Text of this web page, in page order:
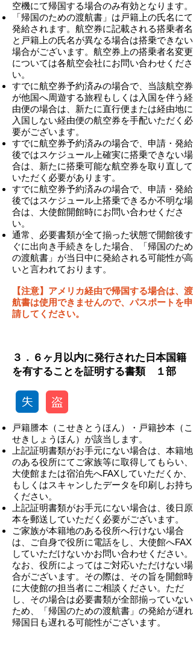
空機にて帰国する場合のみ有効となります。
「帰国のための渡航書」は戸籍上の氏名にて
発給されます。航空券に記載される搭乗者名
と戸籍上の氏名が異なる場合は搭乗できない
場合がございます。航空券上の搭乗者名変更
については各航空会社にお問い合わせくださ
い。
​すでに航空券予約済みの場合で、当該航空券
が他国へ周遊する旅程もしくは入国を伴う経
由便の場合は、新たに直行便または経由地に
入国しない経由便の航空券を手配いただく必
要がございます。
すでに航空券予約済みの場合で、申請・発給
後ではスケジュール上確実に搭乗できない場
合は、新たに搭乗可能な航空券を取り直して
いただく必要があります。
すでに航空券予約済みの場合で、申請・発給
後ではスケジュール上搭乗できるか不明な場
合は、大使館開館時にお問い合わせくださ
い。
​通常、必要書類が全て揃った状態で開館後す
ぐに出向き手続きをした場合、「帰国のため
の渡航書」が当日中に発給される可能性が高
いと言われております。
​【注意】アメリカ経由で帰国する場合は、渡
航書は使用できませんので、パスポートを申
請してください。
３．６ヶ月以内に発行された日本国籍
を有することを証明する書類 １部
戸籍謄本（こせきとうほん）・戸籍抄本（こ
せきしょうほん）が該当します。
上記証明書類がお手元にない場合は、本籍地
のある役所にてご家族等に取得してもらい、
大使館または宿泊先へFAXしていただくか、
もしくはスキャンしたデータを印刷しお持ち
ください。
上記証明書類がお手元にない場合は、後日原
本を郵送していただく必要がございます。
ご家族が本籍地のある役所へ行けない場合
は、ご自身で役所に電話をし、大使館へFAX
していただけないかお問い合わせください。
なお、役所によってはご対応いただけない場
合がございます。その際は、その旨を開館時
に大使館の担当者にご相談ください。ただ
し、その場合は必要書類が全部揃っていない
ため、「帰国のための渡航書」の発給が遅れ
帰国日も遅れる可能性がございます。